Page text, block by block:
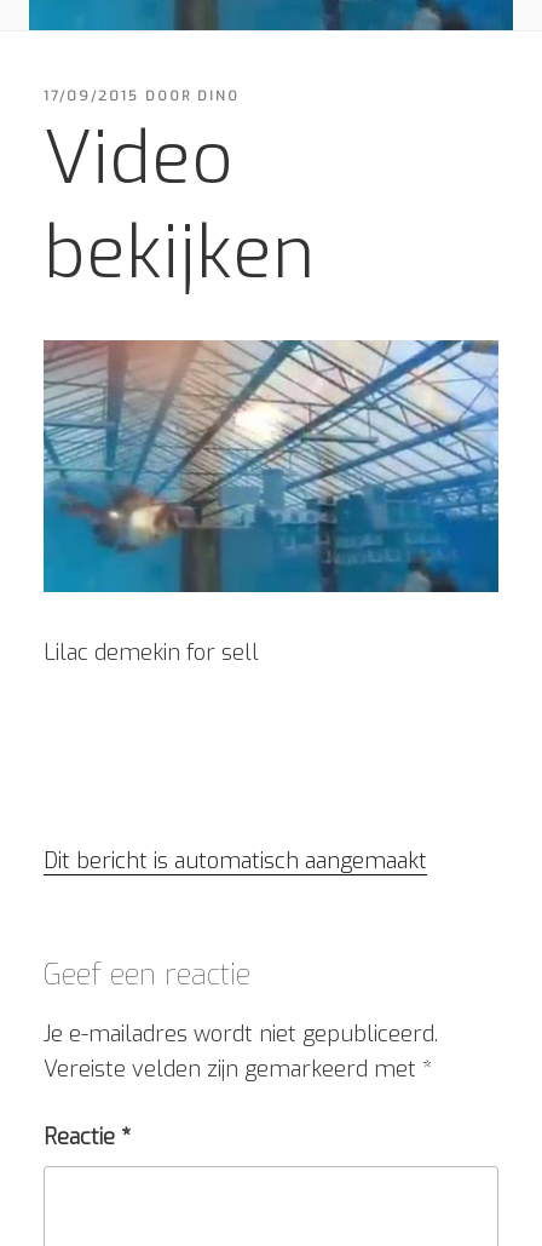
GEPLAATST
17/09/2015 DOOR DINO
Video
bekijken
Lilac demekin for sell
Dit bericht is automatisch aangemaakt
Geef een reactie
Je e-mailadres wordt niet gepubliceerd.
Vereiste velden zijn gemarkeerd met *
Reactie *